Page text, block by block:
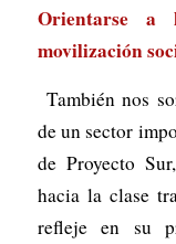
Orientarse
movilización
También nos
de un sector
de Proyecto
hacia la clase
refleje en su